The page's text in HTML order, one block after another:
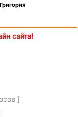
сайта!
]